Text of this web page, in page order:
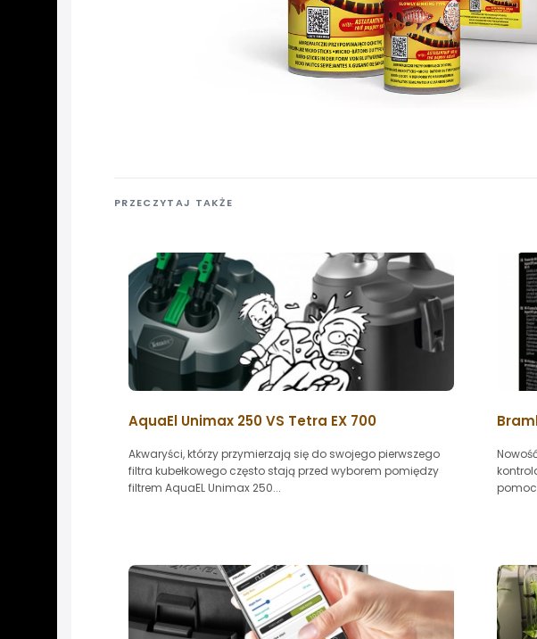
PRZECZYTAJ TAKŻE
AquaEl Unimax 250 VS Tetra EX 700
Akwaryści, którzy przymierzają się do swojego pierwszego
filtra kubełkowego często stają przed wyborem pomiędzy
filtrem AquaEL Unimax 250...